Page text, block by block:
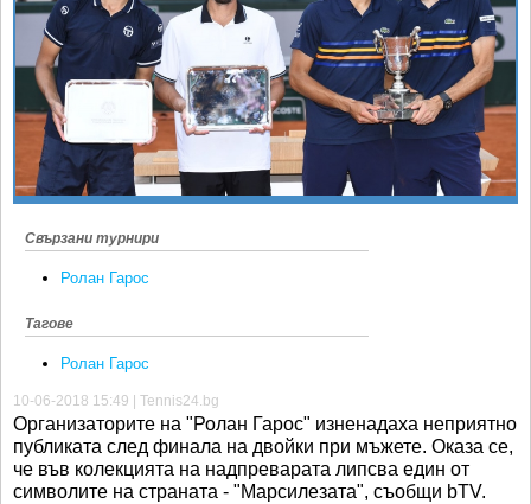
SOFIA OPEN
КЛУБОВЕ
БЛОГ
ВИДЕО
ЖЪЛТО
Ретро
Спорт&Фитнес
Други
Любители
Свързани турнири
Ролан Гарос
Тагове
Ролан Гарос
10-06-2018 15:49 | Tennis24.bg
Организаторите на "Ролан Гарос" изненадаха неприятно
публиката след финала на двойки при мъжете. Оказа се,
че във колекцията на надпреварата липсва един от
символите на страната - "Марсилезата", съобщи bTV.